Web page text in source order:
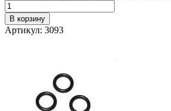
В корзину
Артикул: 3093